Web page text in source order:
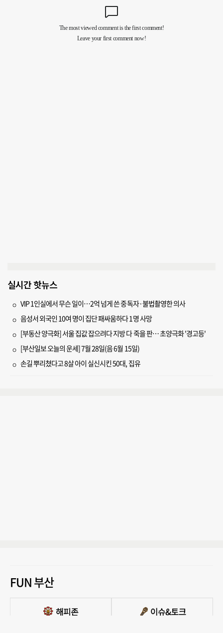
실시간 핫뉴스
VIP 1인실에서 무슨 일이…2억 넘게 쓴 중독자·불법촬영한 의사
음성서 외국인 10여 명이 집단 패싸움하다 1명 사망
[부동산 양극화] 서울 집값 잡으려다 지방 다 죽을 판… 초양극화 '경고등'
[부산일보 오늘의 운세] 7월 28일(음 6월 15일)
손길 뿌리쳤다고 8살 아이 실신시킨 50대, 집유
FUN 부산